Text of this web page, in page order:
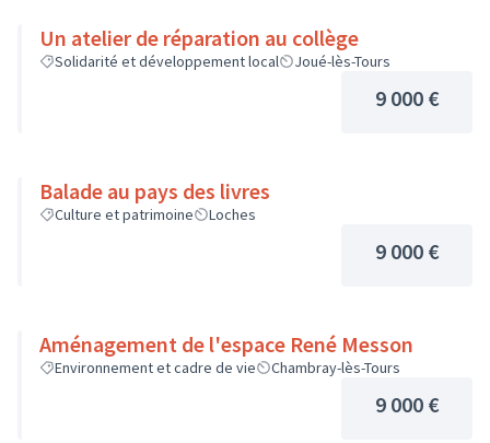
Un atelier de réparation au collège
Solidarité et développement local Joué-lès-Tours
9 000 €
Balade au pays des livres
Culture et patrimoine Loches
9 000 €
Aménagement de l'espace René Messon
Environnement et cadre de vie Chambray-lès-Tours
9 000 €